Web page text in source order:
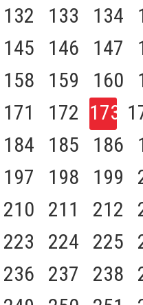
132 133 134
145 146 147
158 159 160
171 172 173
184 185 186
197 198 199
210 211 212
223 224 225
236 237 238